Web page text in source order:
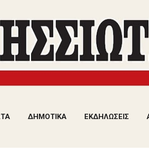
ΔΗΜΟΤΙΚΑ ΕΚΔΗΛΩΣΕΙΣ